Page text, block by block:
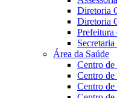
Diretoria
Diretoria
Prefeitura
Área da Saúde
Centro
Centro de
Centro de